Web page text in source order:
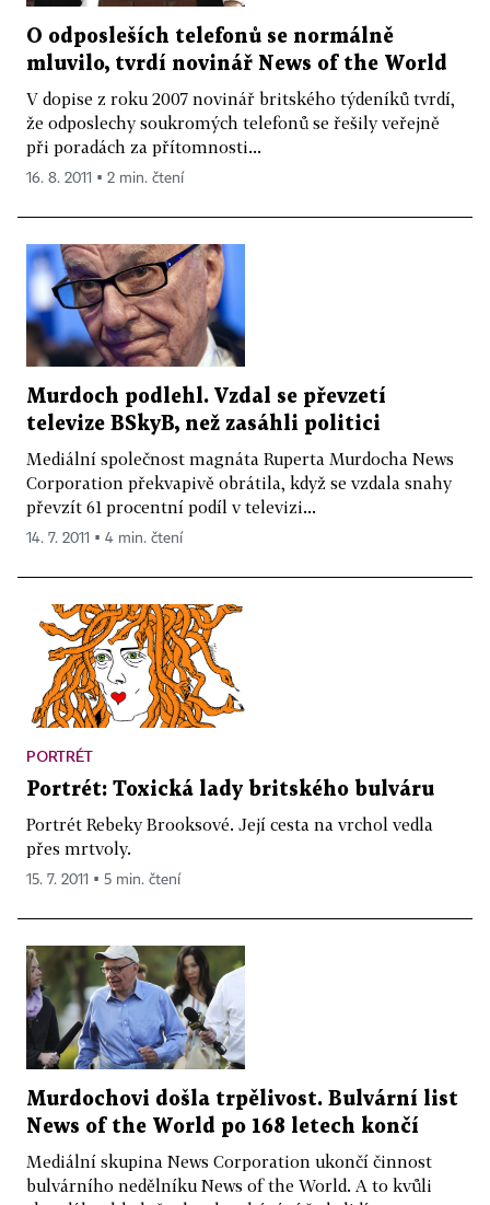
O odposleších telefonů se normálně
mluvilo, tvrdí novinář News of the World
V dopise z roku 2007 novinář britského týdeníků tvrdí,
že odposlechy soukromých telefonů se řešily veřejně
při poradách za přítomnosti...
16. 8. 2011 ▪ 2 min. čtení
Murdoch podlehl. Vzdal se převzetí
televize BSkyB, než zasáhli politici
Mediální společnost magnáta Ruperta Murdocha News
Corporation překvapivě obrátila, když se vzdala snahy
převzít 61 procentní podíl v televizi...
14. 7. 2011 ▪ 4 min. čtení
PORTRÉT
Portrét: Toxická lady britského bulváru
Portrét Rebeky Brooksové. Její cesta na vrchol vedla
přes mrtvoly.
15. 7. 2011 ▪ 5 min. čtení
Murdochovi došla trpělivost. Bulvární list
News of the World po 168 letech končí
Mediální skupina News Corporation ukončí činnost
bulvárního nedělníku News of the World. A to kvůli